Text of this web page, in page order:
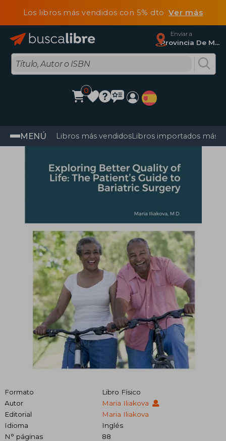
Los libros más vendidos con 5% dtoVer más
Enviar a
Provincia De Madrid
0
MENÚ Libros más vendidosLibros importados más
Formato
Libro Físico
Autor
Maria Iliakova
Editorial
Maria Iliakova
Idioma
Inglés
N° páginas
88